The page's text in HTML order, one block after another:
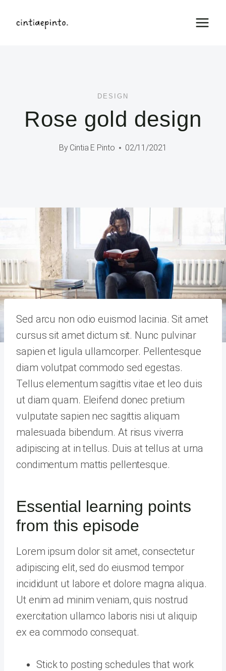
DESIGN
Rose gold design
By Cintia E Pinto 02/11/2021
Sed arcu non odio euismod lacinia. Sit amet
cursus sit amet dictum sit. Nunc pulvinar
sapien et ligula ullamcorper. Pellentesque
diam volutpat commodo sed egestas.
Tellus elementum sagittis vitae et leo duis
ut diam quam. Eleifend donec pretium
vulputate sapien nec sagittis aliquam
malesuada bibendum. At risus viverra
adipiscing at in tellus. Duis at tellus at urna
condimentum mattis pellentesque.
Essential learning points
from this episode
Lorem ipsum dolor sit amet, consectetur
adipiscing elit, sed do eiusmod tempor
incididunt ut labore et dolore magna aliqua.
Ut enim ad minim veniam, quis nostrud
exercitation ullamco laboris nisi ut aliquip
ex ea commodo consequat.
Stick to posting schedules that work